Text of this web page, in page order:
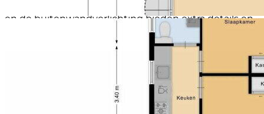
meerdere zitplekken, de inbouwspots in de overstek
en de buitenwandverlichting bieden extra details en
- Beschikt over hottub en buitendouche ten
behoeve van betere bezetting bij verhuur;
- Deze woning is helaas niet geschikt voor
permanente bewoning, maar bedoeld om te